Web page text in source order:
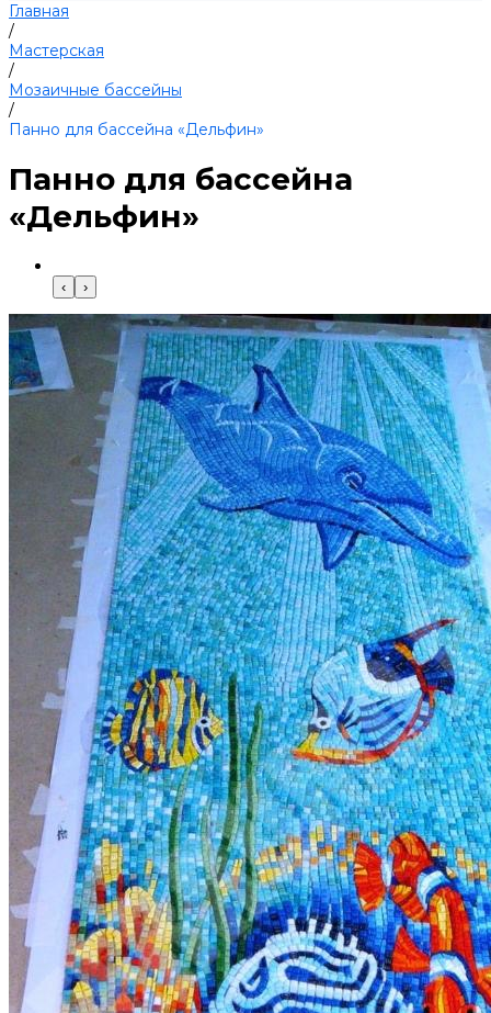
Главная
/
Мастерская
/
Мозаичные бассейны
/
Панно для бассейна «Дельфин»
Панно для бассейна
«Дельфин»
‹ ›